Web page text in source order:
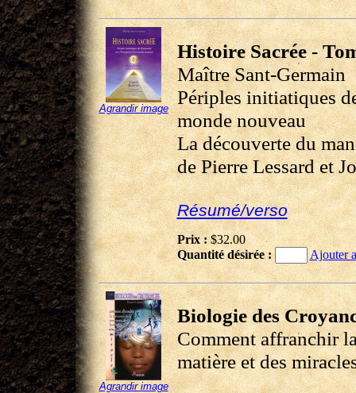
Agrandir image
Histoire Sacrée -
Maître Sant-Germain
Périples initiatiques
monde nouveau
La découverte du
de Pierre Lessard et
Résumé/verso
Prix :$32.00
Quantité désirée :
Ajouter
Agrandir image
Biologie des
Comment affranchir
matière et des